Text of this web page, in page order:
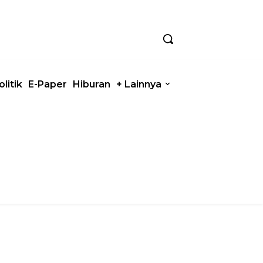
E-Paper Hiburan + Lainnya